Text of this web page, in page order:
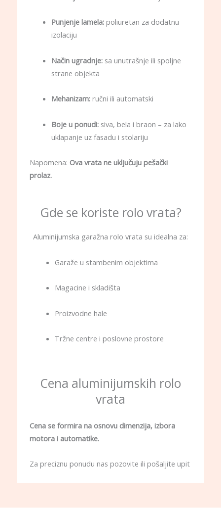
Punjenje lamela:poliuretan za dodatnu
izolaciju
Način ugradnje:sa unutrašnje ili spoljne
strane objekta
Mehanizam:ručni ili automatski
Boje u ponudi:siva, bela i braon – za lako
uklapanje uz fasadu i stolariju
Napomena: Ova vrata ne uključuju pešački
prolaz.
Gde se koriste rolo vrata?
Aluminijumska garažna rolo vrata su idealna za:
Garaže u stambenim objektima
Magacine i skladišta
Proizvodne hale
Tržne centre i poslovne prostore
Cena aluminijumskih rolo
vrata
Cena se formira na osnovu dimenzija, izbora
motora i automatike.
Za preciznu ponudu nas pozovite ili pošaljite upit